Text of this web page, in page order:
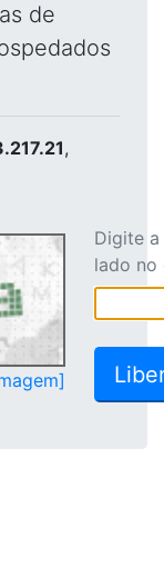
de
,
Digite
lado no